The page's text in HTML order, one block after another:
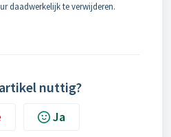
daadwerkelijk te verwijderen.
nuttig?
Ja